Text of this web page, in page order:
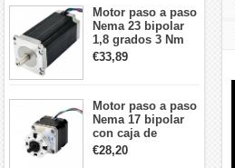
Motor paso a paso
Nema 23 bipolar
1,8 grados 3 Nm
4,2A 57x57x114mm
motor paso a paso
€33,89
Motor paso a paso
Nema 17 bipolar
con caja de
cambios planetaria
5:1 longitud 33mm
€28,20